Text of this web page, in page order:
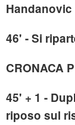
Handanovic
46' - Si
CRONACA
45' + 1 -
riposo sul